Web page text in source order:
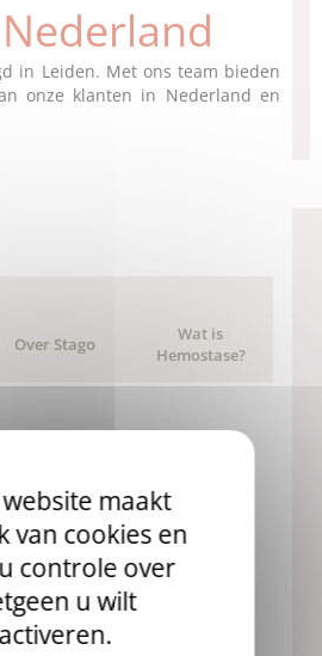
in Leiden. Met ons team bieden
onze klanten in Nederland en
Over Stago
Wat is
Hemostase?
in de lijst.
website maakt
van cookies en
controle over
u wilt
activeren.